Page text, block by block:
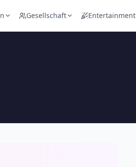
Gesellschaft Entertainment